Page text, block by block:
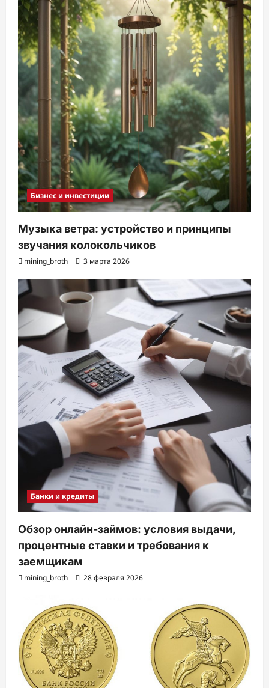
Бизнес и инвестиции
Музыка ветра: устройство и принципы
звучания колокольчиков
mining_broth 3 марта 2026
Банки и кредиты
Обзор онлайн-займов: условия выдачи,
процентные ставки и требования к
заемщикам
mining_broth 28 февраля 2026